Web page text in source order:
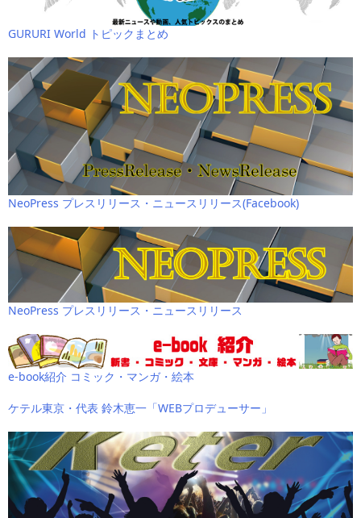
GURURI World トピックまとめ
NeoPress プレスリリース・ニュースリリース(Facebook)
NeoPress プレスリリース・ニュースリリース
e-book紹介 コミック・マンガ・絵本
ケテル東京・代表 鈴木恵一「WEBプロデューサー」